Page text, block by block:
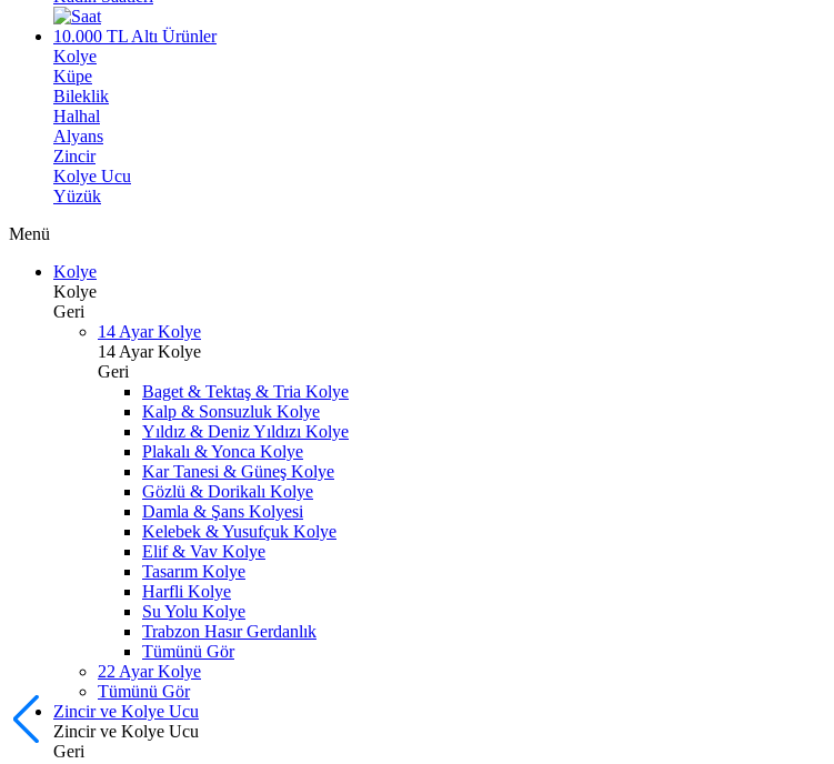
10.000 TL Altı Ürünler
Kolye
Küpe
Bileklik
Halhal
Alyans
Zincir
Kolye Ucu
Yüzük
Menü
Kolye
Kolye
Geri
14 Ayar Kolye
14 Ayar Kolye
Geri
Baget & Tektaş & Tria Kolye
Kalp & Sonsuzluk Kolye
Yıldız & Deniz Yıldızı Kolye
Plakalı & Yonca Kolye
Kar Tanesi & Güneş Kolye
Gözlü & Dorikalı Kolye
Damla & Şans Kolyesi
Kelebek & Yusufçuk Kolye
Elif & Vav Kolye
Tasarım Kolye
Harfli Kolye
Su Yolu Kolye
Trabzon Hasır Gerdanlık
Tümünü Gör
22 Ayar Kolye
Tümünü Gör
Zincir ve Kolye Ucu
Zincir ve Kolye Ucu
Geri